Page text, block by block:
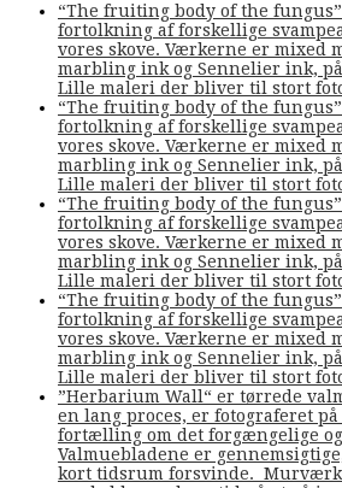
“The fruiting body of the
fortolkning af forskellige
vores skove. Værkerne er mixed
marbling ink og Sennelier ink,
Lille maleri der bliver til stort
“The fruiting body of the
fortolkning af forskellige
vores skove. Værkerne er mixed
marbling ink og Sennelier ink,
Lille maleri der bliver til stort
“The fruiting body of the
fortolkning af forskellige
vores skove. Værkerne er mixed
marbling ink og Sennelier ink,
Lille maleri der bliver til stort
“The fruiting body of the
fortolkning af forskellige
vores skove. Værkerne er mixed
marbling ink og Sennelier ink,
Lille maleri der bliver til stort
”Herbarium Wall“ er tørrede
en lang proces, er fotograferet
fortælling om det forgængelige og
Valmuebladene er
kort tidsrum forsvinde.